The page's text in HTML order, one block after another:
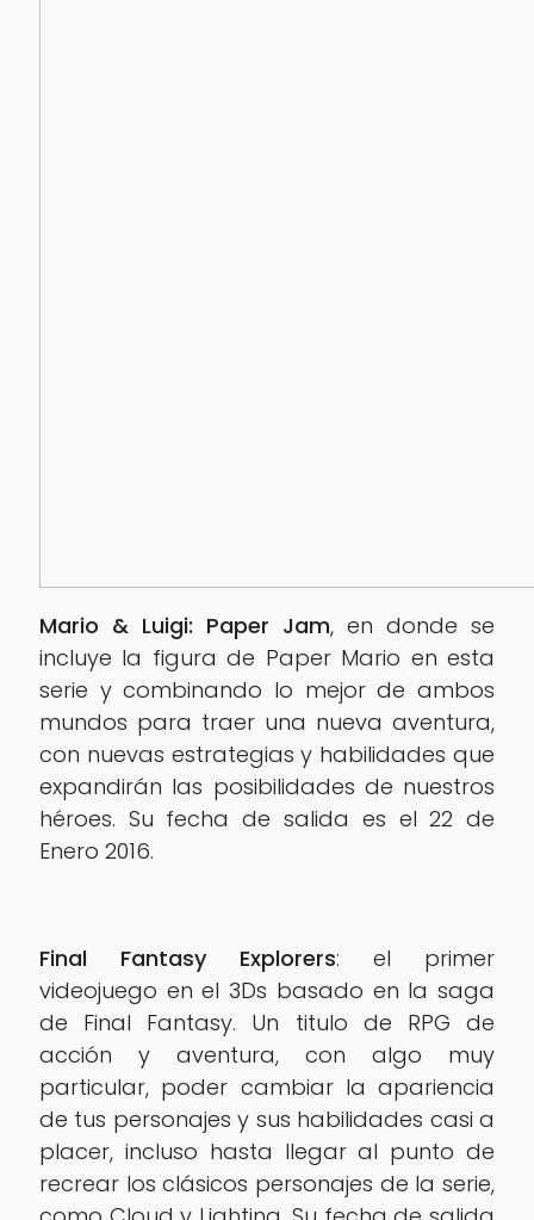
Mario & Luigi: Paper Jam, en donde se
incluye la figura de Paper Mario en esta
serie y combinando lo mejor de ambos
mundos para traer una nueva aventura,
con nuevas estrategias y habilidades que
expandirán las posibilidades de nuestros
héroes. Su fecha de salida es el 22 de
Enero 2016.
Final Fantasy Explorers: el primer
videojuego en el 3Ds basado en la saga
de Final Fantasy. Un titulo de RPG de
acción y aventura, con algo muy
particular, poder cambiar la apariencia
de tus personajes y sus habilidades casi a
placer, incluso hasta llegar al punto de
recrear los clásicos personajes de la serie,